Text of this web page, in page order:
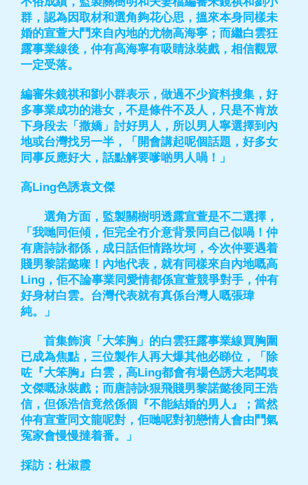
群，認為因取材和選角夠花心思，搵來本身同樣未
婚的宣萱大鬥來自內地的尤物高海寧；而繼白雲狂
露事業線後，仲有高海寧有吸睛泳裝戲，相信觀眾
一定受落。
編審朱鏡祺和劉小群表示，做過不少資料搜集，好
多事業成功的港女，不是條件不及人，只是不肯放
下身段去「撒嬌」討好男人，所以男人寧選擇到內
地或台灣找另一半，「開會講起呢個話題，好多女
同事反應好大，話點解要嗲啲男人喎！」
高Ling色誘袁文傑
選角方面，監製關樹明透露宣萱是不二選擇，
「我哋同佢傾，佢完全冇介意背景同自己似喎！仲
有唐詩詠都係，成日話佢情路坎坷，今次仲要遇着
賤男黎諾懿㗎！內地代表，就有同樣來自內地嘅高
Ling，佢不論事業同愛情都係宣萱競爭對手，仲有
好身材白雲。台灣代表就有真係台灣人嘅張瑋
純。」
首集飾演「大笨胸」的白雲狂露事業線買胸圍
已成為焦點，三位製作人再大爆其他必睇位，「除
咗『大笨胸』白雲，高Ling都會有場色誘大老闆袁
文傑嘅泳裝戲；而唐詩詠狠飛賤男黎諾懿後同王浩
信，但係浩信竟然係個『不能結婚的男人』；當然
仲有宣萱同文龍呢對，佢哋呢對初戀情人會由鬥氣
冤家會慢慢撻着番。」
採訪：杜淑霞